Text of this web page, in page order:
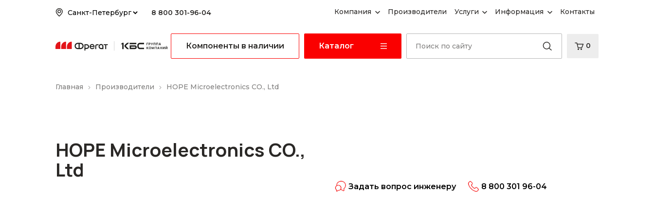
8 800 301-96-04 Компания Производители Услуги Информация Контакты
Компоненты в наличии Каталог 0
Главная Производители HOPE Microelectronics CO., Ltd
HOPE Microelectronics CO.,
Ltd
Задать вопрос инженеру 8 800 301 96-04